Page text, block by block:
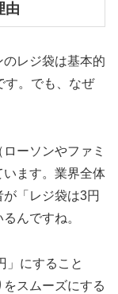
由
レジ袋は基本的
す。でも、なぜ
ーソンやファミ
います。業界全体
「レジ袋は3円
んですね。
」にすること
スムーズにする